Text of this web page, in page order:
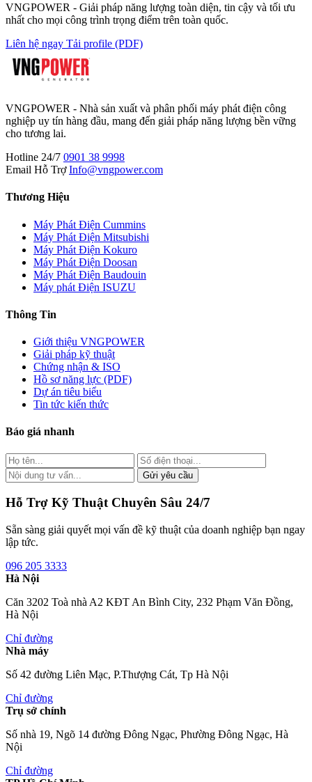
VNGPOWER - Giải pháp năng lượng toàn diện, tin cậy và tối ưu
nhất cho mọi công trình trọng điểm trên toàn quốc.
Liên hệ ngay Tải profile (PDF)
VNGPOWER - Nhà sản xuất và phân phối máy phát điện công
nghiệp uy tín hàng đầu, mang đến giải pháp năng lượng bền vững
cho tương lai.
Hotline 24/7 0901 38 9998
Email Hỗ Trợ Info@vngpower.com
Thương Hiệu
Máy Phát Điện Cummins
Máy Phát Điện Mitsubishi
Máy Phát Điện Kokuro
Máy Phát Điện Doosan
Máy Phát Điện Baudouin
Máy phát Điện ISUZU
Thông Tin
Giới thiệu VNGPOWER
Giải pháp kỹ thuật
Chứng nhận & ISO
Hồ sơ năng lực (PDF)
Dự án tiêu biểu
Tin tức kiến thức
Báo giá nhanh
Gửi yêu cầu
Hỗ Trợ Kỹ Thuật Chuyên Sâu 24/7
Sẵn sàng giải quyết mọi vấn đề kỹ thuật của doanh nghiệp bạn ngay
lập tức.
096 205 3333
Hà Nội
Căn 3202 Toà nhà A2 KĐT An Bình City, 232 Phạm Văn Đồng,
Hà Nội
Chỉ đường
Nhà máy
Số 42 đường Liên Mạc, P.Thượng Cát, Tp Hà Nội
Chỉ đường
Trụ sở chính
Số nhà 19, Ngõ 14 đường Đông Ngạc, Phường Đông Ngạc, Hà
Nội
Chỉ đường